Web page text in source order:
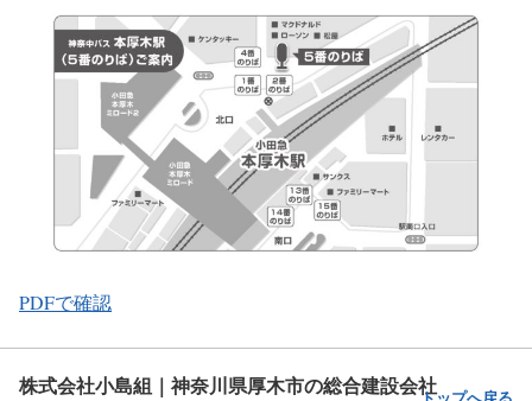
PDFで確認
株式会社小島組｜神奈川県厚木市の総合建設会社